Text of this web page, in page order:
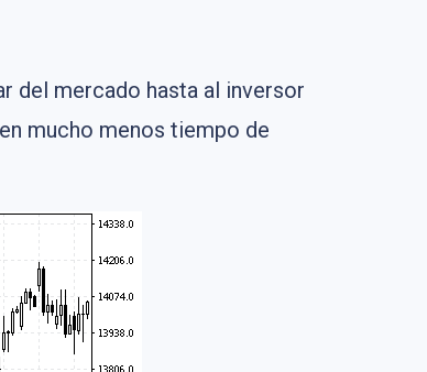
del mercado hasta al inversor
mucho menos tiempo de